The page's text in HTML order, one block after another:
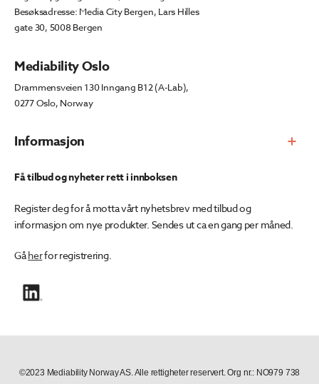
Informasjon
Besøksadresse: Media City Bergen, Lars Hilles
gate 30, 5008 Bergen
Mediability Oslo
Drammensveien 130 Inngang B12 (A-Lab),
0277 Oslo, Norway
Få tilbud og nyheter rett i innboksen
Register deg for å motta vårt nyhetsbrev med tilbud og
informasjon om nye produkter. Sendes ut ca en gang per måned.
Gåherfor registrering.
©2023 Mediability Norway AS. Alle rettigheter reservert. Org nr.: NO979 738